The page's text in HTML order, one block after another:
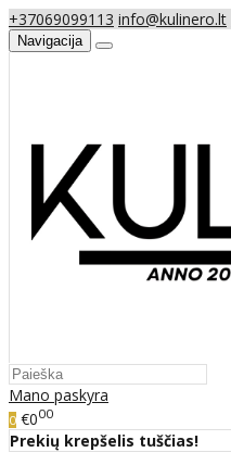
+37069099113 info@kulinero.lt
Navigacija
Mano paskyra
0 €000
Prekių krepšelis tuščias!